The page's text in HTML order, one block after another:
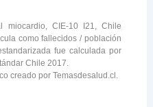
miocardio, CIE-10 I21, Chile
como fallecidos / población
fue calculada por
Chile 2017.
creado por Temasdesalud.cl.